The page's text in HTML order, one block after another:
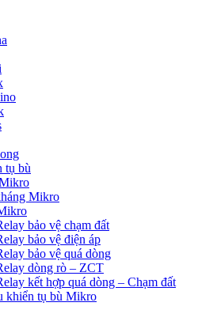
tụ bù
Mikro
bảo vệ chạm đất
bảo vệ điện áp
bảo vệ quá dòng
dòng rò – ZCT
kết hợp quá dòng – Chạm đất
khiển tụ bù Mikro